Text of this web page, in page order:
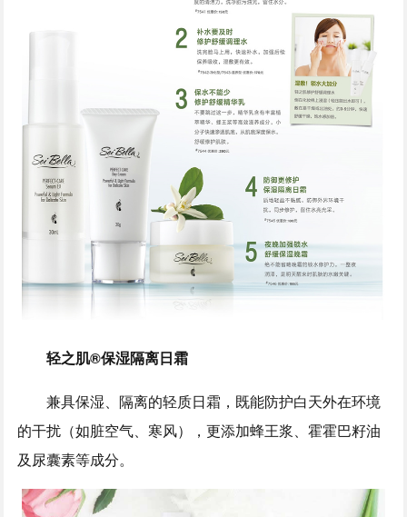
轻之肌®保湿隔离日霜
兼具保湿、隔离的轻质日霜，既能防护白天外在环境
的干扰（如脏空气、寒风），更添加蜂王浆、霍霍巴籽油
及尿囊素等成分。